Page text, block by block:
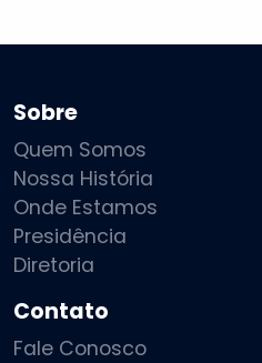
Sobre
Quem Somos
Nossa História
Onde Estamos
Presidência
Diretoria
Contato
Fale Conosco